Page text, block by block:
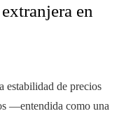
en
estabilidad de precios
—entendida como una